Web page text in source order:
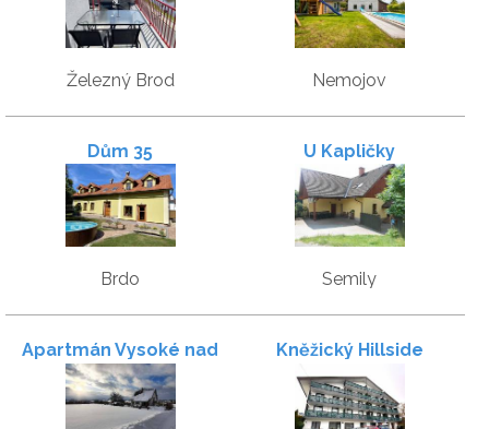
Železný Brod Nemojov
Dům 35
Brdo
U Kapličky
Semily
Apartmán Vysoké nad
Jizerou
Kněžický Hillside
Apartmán